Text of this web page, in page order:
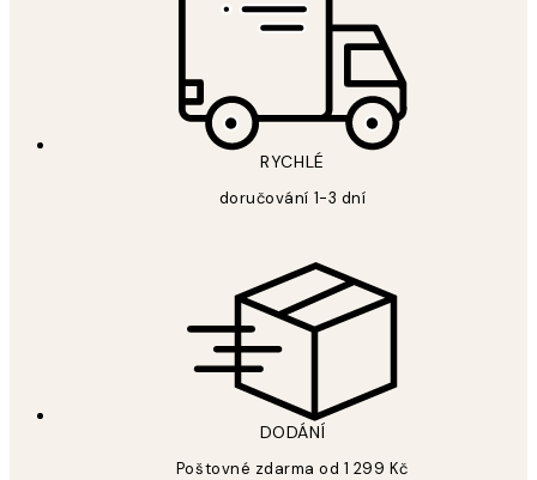
RYCHLÉ
doručování 1-3 dní
DODÁNÍ
Poštovné zdarma od 1 299 Kč